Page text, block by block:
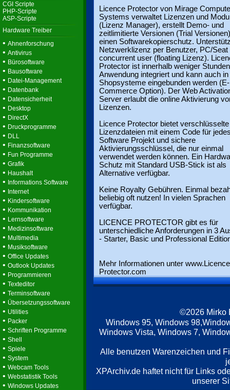
CGI Scripte
PHP-Scripte
ASP-Scripte
Hardware Treiber
• Ahnenforschung
• Antivirus
• Bürosoftware
• Bausoftware
• Datei-Management
• Datenbank
• Datensicherheit
• Desktop
• DirectX
• Druckprogramme
• DLL
• Finanzsoftware
• Fun Programme
• Grafik
• Haushalt
• Informations Software
• Internet
• Kindersoftware
• Kommunikation
• Lernsoftware
• Medizinsoftware
• Multimedia
• Musiksoftware
• Office Updates
• Outlook Updates
• Programmieren
• Texteditor
• Terminsoftware
• Übersetzungssoftware
• Utilities
• Packer
• Schriften Programme
• Shell
• Spiele
• System
• Webcam Tools
• Webstatistik Tools
• Windows Updates
Licence Protector von Mirage
Systems verwaltet Lizenzen und
(Lizenz Manager), erstellt Demo- und
zeitlimitierte Versionen (Trial
einen Softwarekopierschutz.
Netzwerklizenz per Benutzer, PC/Seat
concurrent user (floating Lizenz).
Protector ist innerhalb weniger
Anwendung integriert und kann auch in
Shopsysteme eingebunden werden (E-
Commerce Option). Der Web
Server erlaubt die online Aktivierung
Lizenzen.
Licence Protector bietet verschlüsselte
Lizenzdateien mit einem Code für
Software Projekt und sichere
Aktivierungsschlüssel, die nur einmal
verwendet werden können. Ein
Schutz mit Standard USB-Stick ist als
Alternative verfügbar.
Keine Royalty Gebühren. Einmal
beliebig oft nutzen! In vielen Sprachen
verfügbar.
LICENCE PROTECTOR gibt es für
unterschiedliche Anforderungen in 3
- Starter, Basic und Professional
Mehr Informationen unter
Protector.com
©2026 Mirko
Windows 95, Windows
Windows Vista, Windows 7,
Alle benutzen Warenzeichen und
XPArchiv.de haftet nicht für Links
unserer